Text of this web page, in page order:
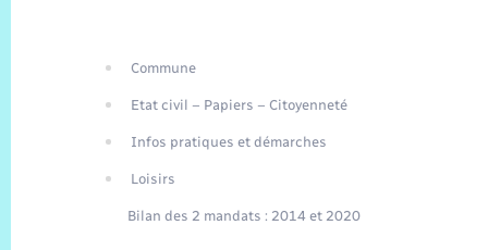
Traduction du
EN
Commune
Etat civil – Papiers – Citoyenneté
Infos pratiques et démarches
Loisirs
Bilan des 2 mandats : 2014 et 2020